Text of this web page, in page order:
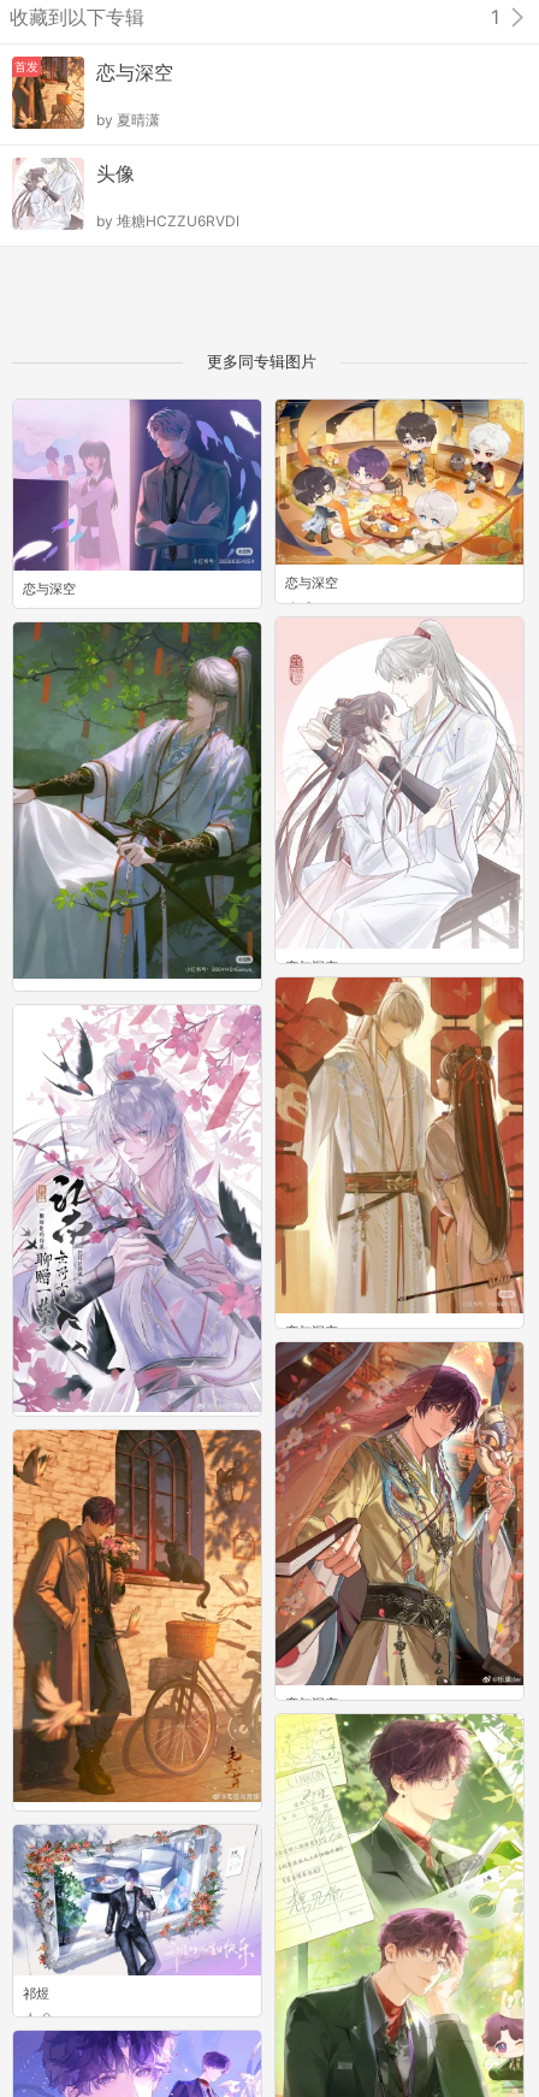
收藏到以下专辑 1
首发 恋与深空
by 夏晴潇
头像
by 堆糖HCZZU6RVDI
更多同专辑图片
恋与深空
0
恋与深空
0
恋与深空
恋与深空
0
恋与深空
0
祁煜
0
0
恋与深空
0
恋与深空
0